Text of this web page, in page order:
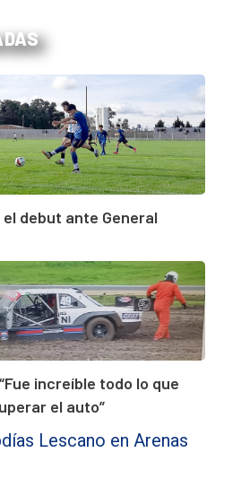
debut ante General
increíble todo lo que
el auto”